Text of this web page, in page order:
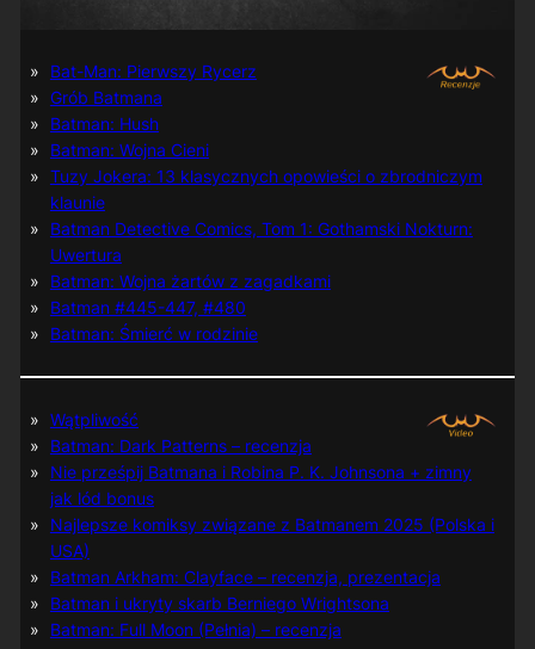
Bat-Man: Pierwszy Rycerz
Grób Batmana
Batman: Hush
Batman: Wojna Cieni
Tuzy Jokera: 13 klasycznych opowieści o zbrodniczym
klaunie
Batman Detective Comics, Tom 1: Gothamski Nokturn:
Uwertura
Batman: Wojna żartów z zagadkami
Batman #445-447, #480
Batman: Śmierć w rodzinie
Wątpliwość
Batman: Dark Patterns – recenzja
Nie prześpij Batmana i Robina P. K. Johnsona + zimny
jak lód bonus
Najlepsze komiksy związane z Batmanem 2025 (Polska i
USA)
Batman Arkham: Clayface – recenzja, prezentacja
Batman i ukryty skarb Berniego Wrightsona
Batman: Full Moon (Pełnia) – recenzja